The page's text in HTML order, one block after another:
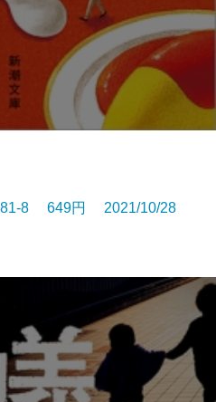
8 649円 2021/10/28